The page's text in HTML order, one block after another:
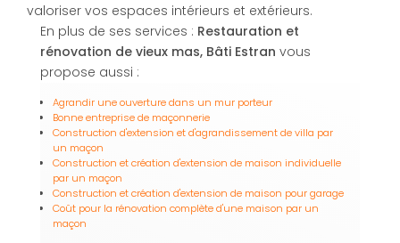
valoriser vos espaces intérieurs et extérieurs.
En plus de ses services : Restauration et
rénovation de vieux mas, Bâti Estran vous
propose aussi :
Agrandir une ouverture dans un mur porteur
Bonne entreprise de maçonnerie
Construction d'extension et d'agrandissement de villa par
un maçon
Construction et création d'extension de maison individuelle
par un maçon
Construction et création d'extension de maison pour garage
Coût pour la rénovation complète d'une maison par un
maçon